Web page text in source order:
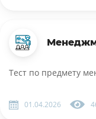
Тест по предмету
01.04.2026